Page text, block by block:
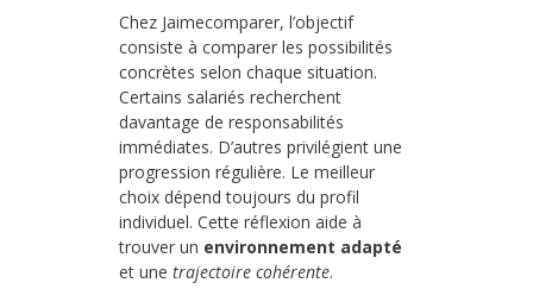
Chez Jaimecomparer, l’objectif
consiste à comparer les possibilités
concrètes selon chaque situation.
Certains salariés recherchent
davantage de responsabilités
immédiates. D’autres privilégient une
progression régulière. Le meilleur
choix dépend toujours du profil
individuel. Cette réflexion aide à
trouver un environnement adapté
et une trajectoire cohérente.